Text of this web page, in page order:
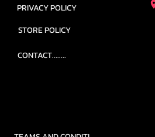
PRIVACY POLICY
STORE POLICY
CONTACT........